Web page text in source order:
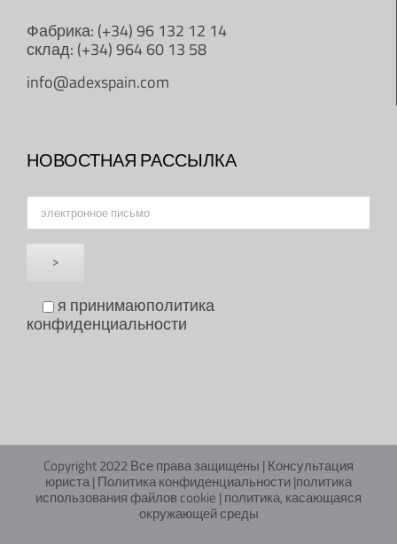
Фабрика: (+34) 96 132 12 14
склад: (+34) 964 60 13 58
info@adexspain.com
НОВОСТНАЯ РАССЫЛКА
я принимаюполитика
конфиденциальности
Copyright 2022 Все права защищены |Консультация
юриста|Политика конфиденциальности|политика
использования файлов cookie |политика, касающаяся
окружающей среды